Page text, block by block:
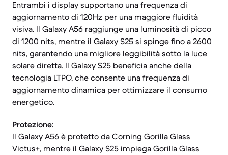
Entrambi i display supportano una frequenza di
aggiornamento di 120Hz per una maggiore fluidità
visiva. Il Galaxy A56 raggiunge una luminosità di picco
di 1200 nits, mentre il Galaxy S25 si spinge fino a 2600
nits, garantendo una migliore leggibilità sotto la luce
solare diretta. Il Galaxy S25 beneficia anche della
tecnologia LTPO, che consente una frequenza di
aggiornamento dinamica per ottimizzare il consumo
energetico.
Protezione:
Il Galaxy A56 è protetto da Corning Gorilla Glass
Victus+, mentre il Galaxy S25 impiega Gorilla Glass